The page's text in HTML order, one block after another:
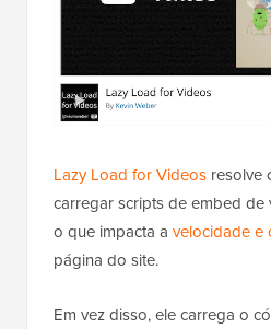
Lazy Load for Videos resolve
carregar scripts de embed de
o que impacta a velocidade e
página do site.
Em vez disso, ele carrega o